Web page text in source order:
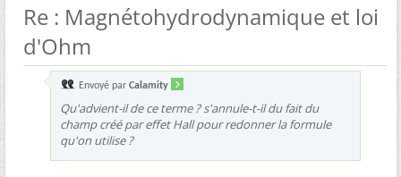
Re : Magnétohydrodynamique et loi
d'Ohm
Envoyé par Calamity
Qu'advient-il de ce terme ? s'annule-t-il du fait du
champ créé par effet Hall pour redonner la formule
qu'on utilise ?